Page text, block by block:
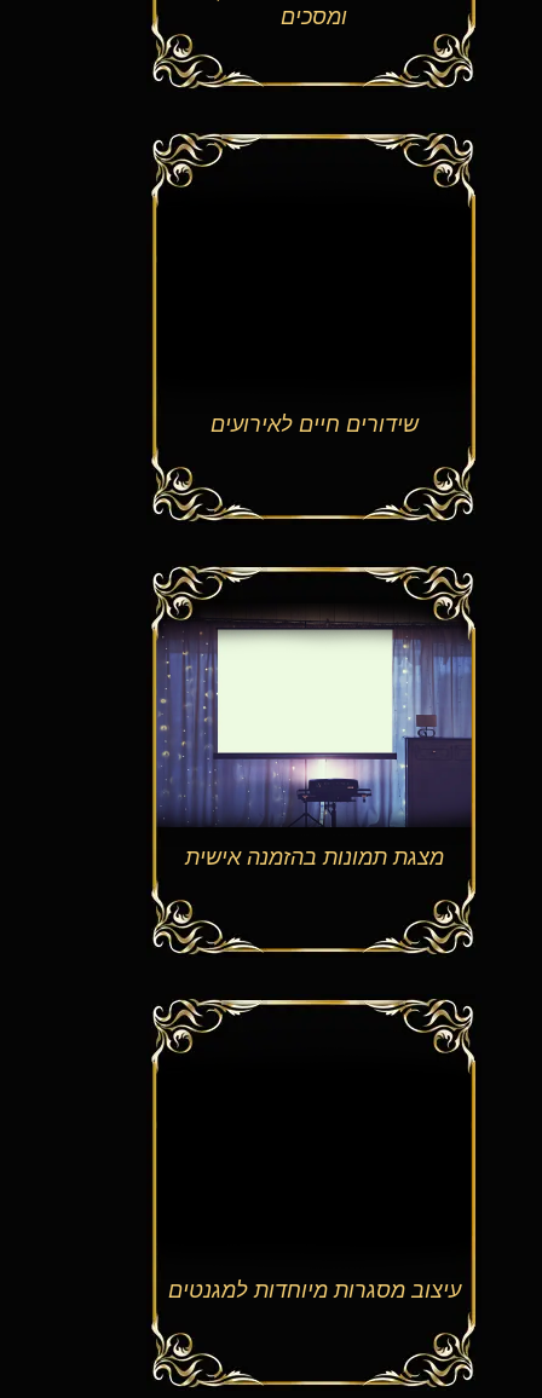
ומסכים
שידורים חיים לאירועים
מצגת תמונות בהזמנה אישית
עיצוב מסגרות מיוחדות למגנטים